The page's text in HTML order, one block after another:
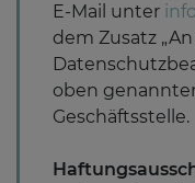
E-Mail unter
dem Zusatz
oben
Geschäftsstelle.